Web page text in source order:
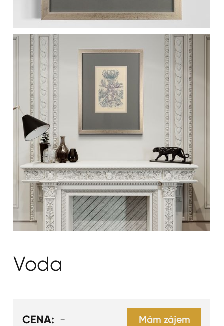
Voda
CENA: - Mám zájem